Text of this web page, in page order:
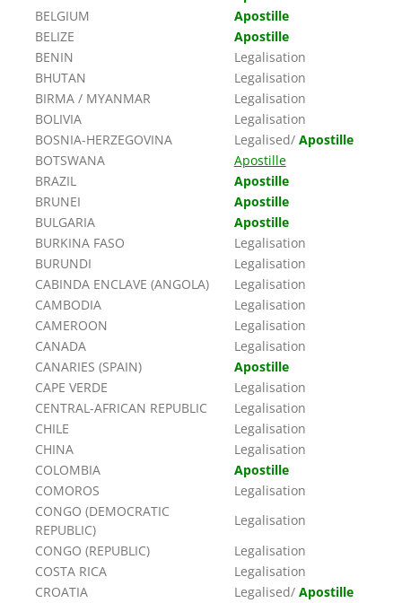
BELGIUM
Apostille
BELIZE
Apostille
BENIN
Legalisation
BHUTAN
Legalisation
BIRMA / MYANMAR
Legalisation
BOLIVIA
Legalisation
BOSNIA-HERZEGOVINA
Legalised/ Apostille
BOTSWANA
Apostille
BRAZIL
Apostille
BRUNEI
Apostille
BULGARIA
Apostille
BURKINA FASO
Legalisation
BURUNDI
Legalisation
CABINDA ENCLAVE (ANGOLA)
Legalisation
CAMBODIA
Legalisation
CAMEROON
Legalisation
CANADA
Legalisation
CANARIES (SPAIN)
Apostille
CAPE VERDE
Legalisation
CENTRAL-AFRICAN REPUBLIC
Legalisation
CHILE
Legalisation
CHINA
Legalisation
COLOMBIA
Apostille
COMOROS
Legalisation
CONGO (DEMOCRATIC
REPUBLIC)
Legalisation
CONGO (REPUBLIC)
Legalisation
COSTA RICA
Legalisation
CROATIA
Legalised/ Apostille